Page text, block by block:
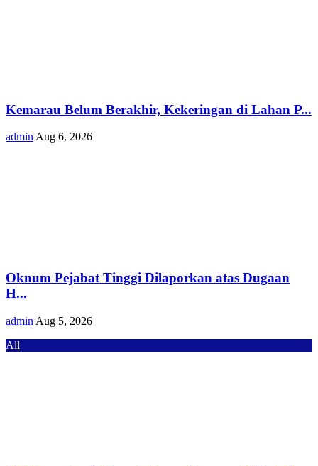
Kemarau Belum Berakhir, Kekeringan di Lahan P...
admin Aug 6, 2026
Oknum Pejabat Tinggi Dilaporkan atas Dugaan
H...
admin Aug 5, 2026
All